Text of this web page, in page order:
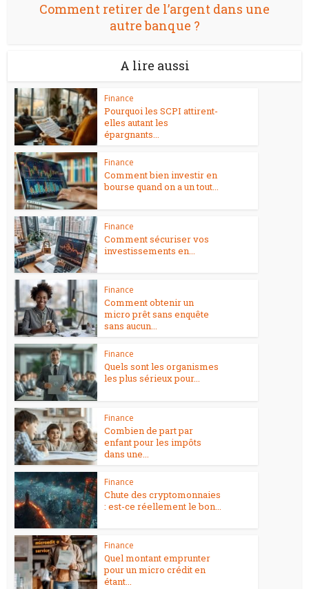
Comment retirer de l’argent dans une
autre banque ?
A lire aussi
Finance
Pourquoi les SCPI attirent-
elles autant les
épargnants...
Finance
Comment bien investir en
bourse quand on a un tout...
Finance
Comment sécuriser vos
investissements en...
Finance
Comment obtenir un
micro prêt sans enquête
sans aucun...
Finance
Quels sont les organismes
les plus sérieux pour...
Finance
Combien de part par
enfant pour les impôts
dans une...
Finance
Chute des cryptomonnaies
: est-ce réellement le bon...
Finance
Quel montant emprunter
pour un micro crédit en
étant...